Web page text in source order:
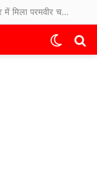
कौन है भारतीय सेना का वो जांबाज, जिसे सबसे कम उम्र में मिला परमवीर चक्र सम्मान?
Switch